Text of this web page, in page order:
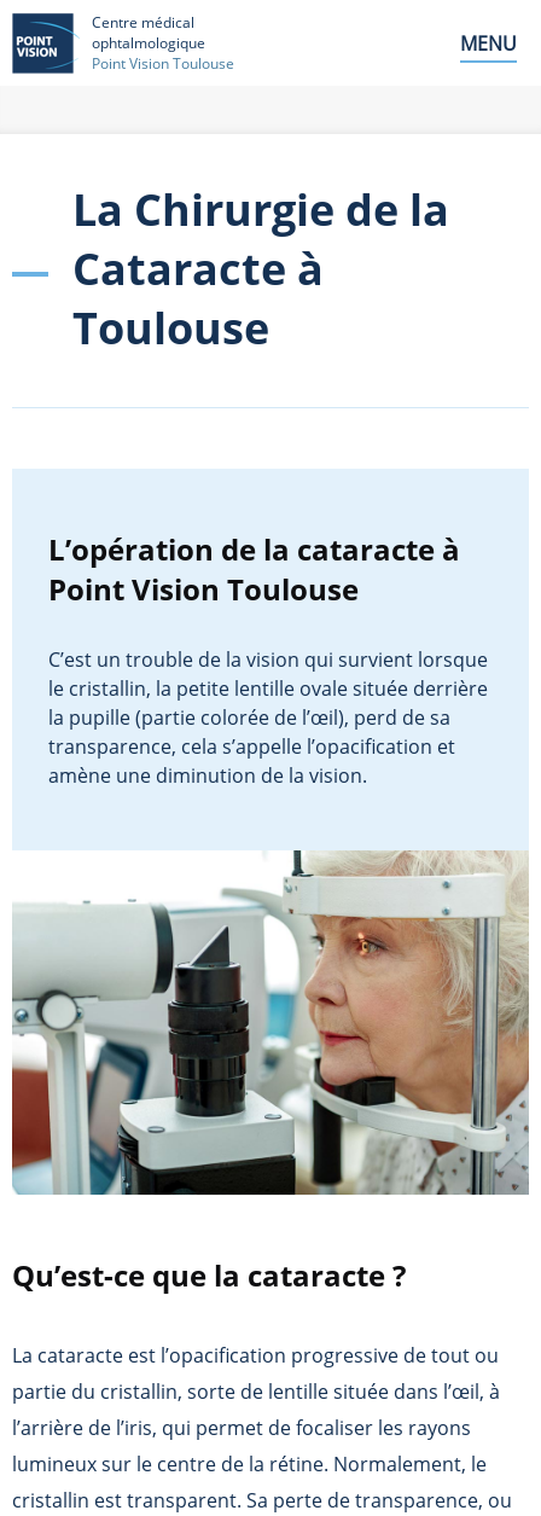
Centre médical
ophtalmologique
Point Vision Toulouse
MENU
La Chirurgie de la
Cataracte à
Toulouse
L’opération de la cataracte à
Point Vision Toulouse
C’est un trouble de la vision qui survient lorsque
le cristallin, la petite lentille ovale située derrière
la pupille (partie colorée de l’œil), perd de sa
transparence, cela s’appelle l’opacification et
amène une diminution de la vision.
Qu’est-ce que la cataracte ?
La cataracte est l’opacification progressive de tout ou
partie du cristallin, sorte de lentille située dans l’œil, à
l’arrière de l’iris, qui permet de focaliser les rayons
lumineux sur le centre de la rétine. Normalement, le
cristallin est transparent. Sa perte de transparence, ou